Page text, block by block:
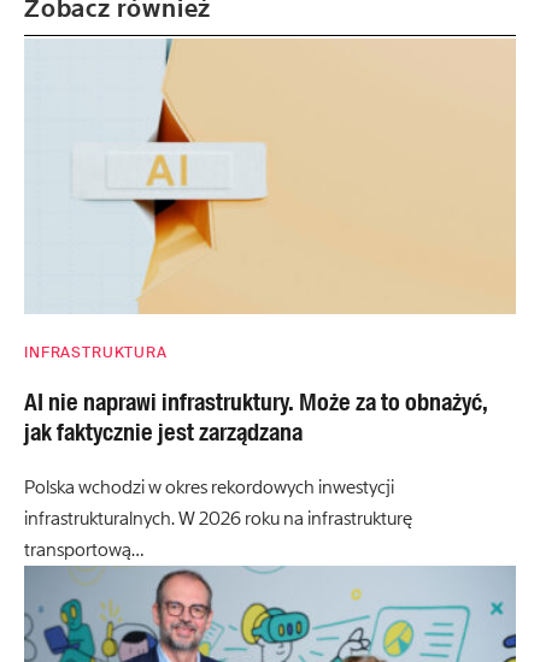
Zobacz również
INFRASTRUKTURA
AI nie naprawi infrastruktury. Może za to obnażyć,
jak faktycznie jest zarządzana
Polska wchodzi w okres rekordowych inwestycji
infrastrukturalnych. W 2026 roku na infrastrukturę
transportową…